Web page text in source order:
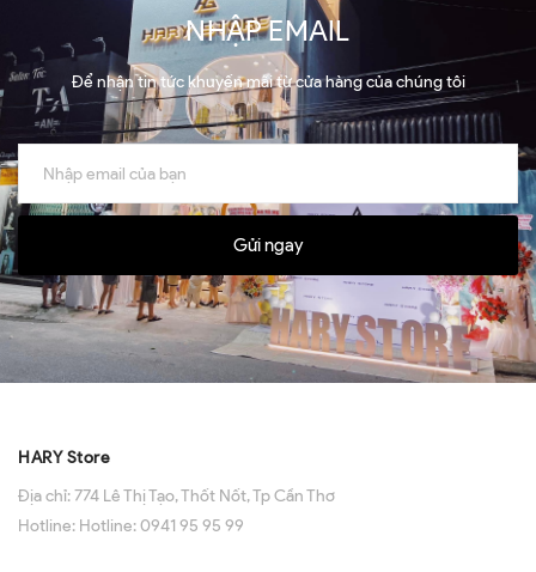
NHẬP EMAIL
Để nhận tin tức khuyến mãi từ cửa hàng của chúng tôi
Gửi ngay
HARY Store
Địa chỉ:774 Lê Thị Tạo, Thốt Nốt, Tp Cần Thơ
Hotline: Hotline: 0941 95 95 99